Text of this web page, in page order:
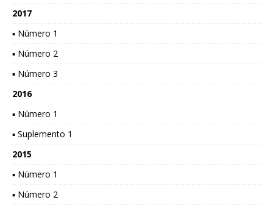
2017
▪ Número 1
▪ Número 2
▪ Número 3
2016
▪ Número 1
▪ Suplemento 1
2015
▪ Número 1
▪ Número 2